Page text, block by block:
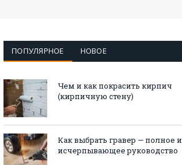
ПОПУЛЯРНОЕ НОВОЕ
Чем и как покрасить кирпич
(кирпичную стену)
Как выбрать гравер — полное и
исчерпывающее руководство